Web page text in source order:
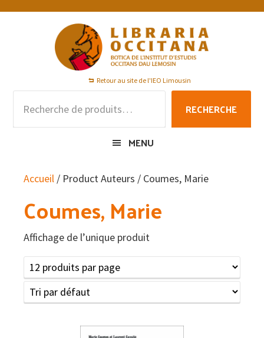
Passer
Passer
Passer
Retour au site de l'IEO Limousin
pour :
RECHERCHE
MENU
Accueil / Product Auteurs / Coumes, Marie
Coumes, Marie
Affichage de l’unique produit